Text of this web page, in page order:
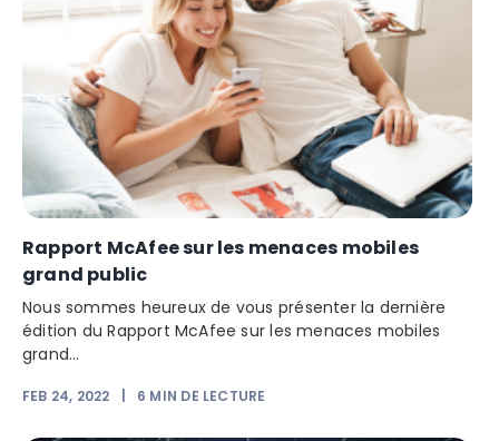
Rapport McAfee sur les menaces mobiles
grand public
Nous sommes heureux de vous présenter la dernière
édition du Rapport McAfee sur les menaces mobiles
grand...
FEB 24, 2022 6 MIN DE LECTURE